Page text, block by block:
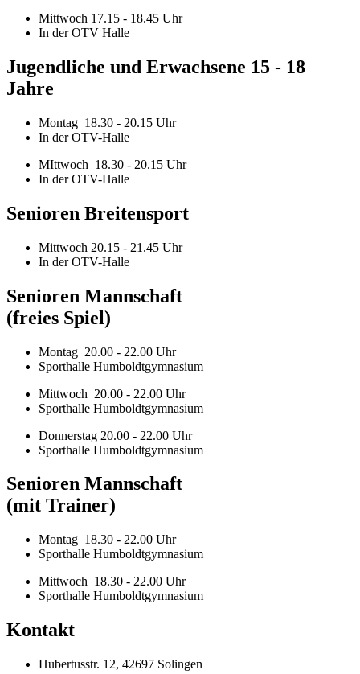
Mittwoch 17.15 - 18.45 Uhr
In der OTV Halle
Jugendliche und Erwachsene 15 - 18
Jahre
Montag 18.30 - 20.15 Uhr
In der OTV-Halle
MIttwoch 18.30 - 20.15 Uhr
In der OTV-Halle
Senioren Breitensport
Mittwoch 20.15 - 21.45 Uhr
In der OTV-Halle
Senioren Mannschaft
(freies Spiel)
Montag 20.00 - 22.00 Uhr
Sporthalle Humboldtgymnasium
Mittwoch 20.00 - 22.00 Uhr
Sporthalle Humboldtgymnasium
Donnerstag 20.00 - 22.00 Uhr
Sporthalle Humboldtgymnasium
Senioren Mannschaft
(mit Trainer)
Montag 18.30 - 22.00 Uhr
Sporthalle Humboldtgymnasium
Mittwoch 18.30 - 22.00 Uhr
Sporthalle Humboldtgymnasium
Kontakt
Hubertusstr. 12, 42697 Solingen